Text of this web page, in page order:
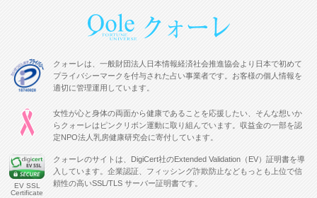
クォーレは、一般財団法人日本情報経済社会推進協会より日本で初めて
プライバシーマークを付与された占い事業者です。お客様の個人情報を
適切に管理運用しています。
女性が心と身体の両面から健康であることを応援したい、そんな想いか
らクォーレはピンクリボン運動に取り組んでいます。収益金の一部を認
定NPO法人乳房健康研究会に寄付しています。
EV SSL
Certificate
クォーレのサイトは、DigiCert社のExtended Validation（EV）証明書を導
入しています。企業認証、フィッシング詐欺防止などもっとも上位で信
頼性の高いSSL/TLS サーバー証明書です。